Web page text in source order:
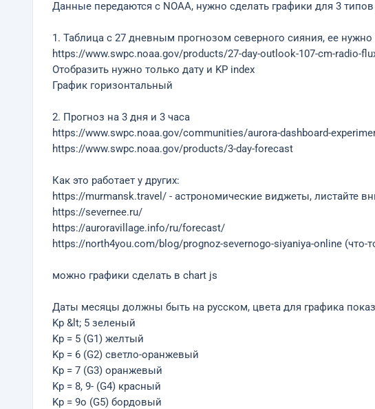
Данные передаются с NOAA, нужно сделать графики для 3
1. Таблица с 27 дневным прогнозом северного сияния, ее
https://www.swpc.noaa.gov/products/27-day-outlook-107-cm-radio-
Отобразить нужно только дату и KP index
График горизонтальный
2. Прогноз на 3 дня и 3 часа
https://www.swpc.noaa.gov/communities/aurora-dashboard-
https://www.swpc.noaa.gov/products/3-day-forecast
Как это работает у других:
https://murmansk.travel/ - астрономические виджеты, листайте
https://severnee.ru/
https://auroravillage.info/ru/forecast/
https://north4you.com/blog/prognoz-severnogo-siyaniya-online (что-
можно графики сделать в chart js
Даты месяцы должны быть на русском, цвета для графика
Kp &lt; 5 зеленый
Kp = 5 (G1) желтый
Kp = 6 (G2) светло-оранжевый
Kp = 7 (G3) оранжевый
Kp = 8, 9- (G4) красный
Kp = 9o (G5) бордовый